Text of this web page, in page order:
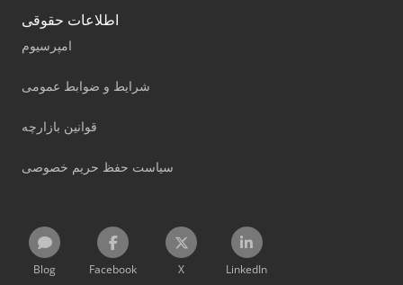
اطلاعات حقوقی
امپرسیوم
شرایط و ضوابط عمومی
قوانین بازارچه
سیاست حفظ حریم خصوصی
Blog Facebook X LinkedIn